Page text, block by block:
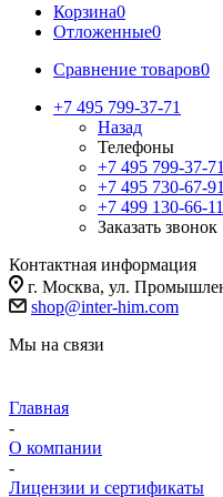
Корзина0
Отложенные0
Сравнение товаров0
+7 495 799-37-71
Назад
Телефоны
+7 495 799-37-71
+7 495 730-67-91
+7 499 130-66-11
Заказать звонок
Контактная информация
г. Москва, ул.
shop@inter-him.com
Мы на связи
Главная
-
О компании
-
Лицензии и сертификаты